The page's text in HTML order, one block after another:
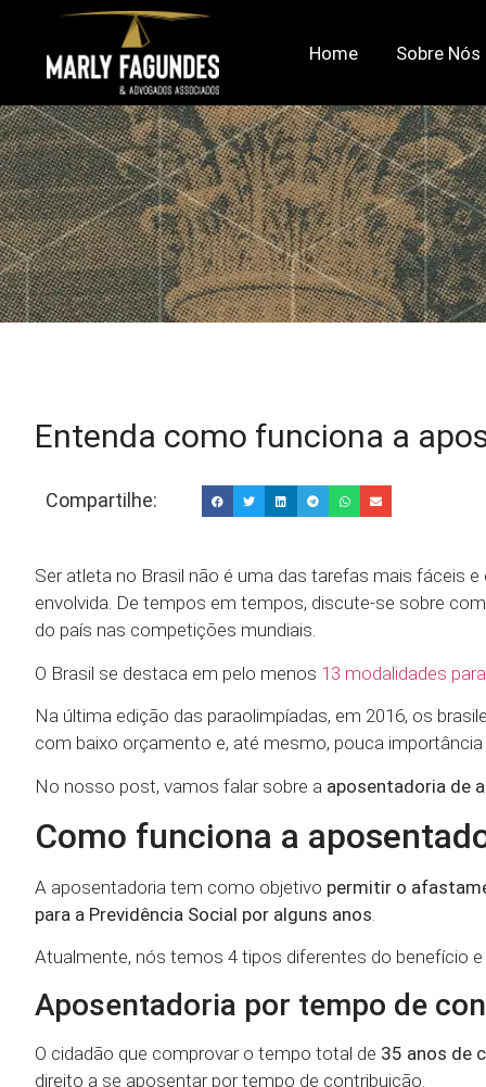
Home Sobre Nós
Entenda como funciona a
Compartilhe:
Ser atleta no Brasil não é uma das tarefas mais fáceis
envolvida. De tempos em tempos, discute-se sobre
do país nas competições mundiais.
O Brasil se destaca em pelo menos 13 modalidades
Na última edição das paraolimpíadas, em 2016, os
com baixo orçamento e, até mesmo, pouca importância
No nosso post, vamos falar sobre a aposentadoria de
Como funciona a
A aposentadoria tem como objetivo permitir o
para a Previdência Social por alguns anos
Atualmente, nós temos 4 tipos diferentes do benefício
Aposentadoria por tempo de
O cidadão que comprovar o tempo total de 35 anos de
direito a se aposentar por tempo de contribuição.